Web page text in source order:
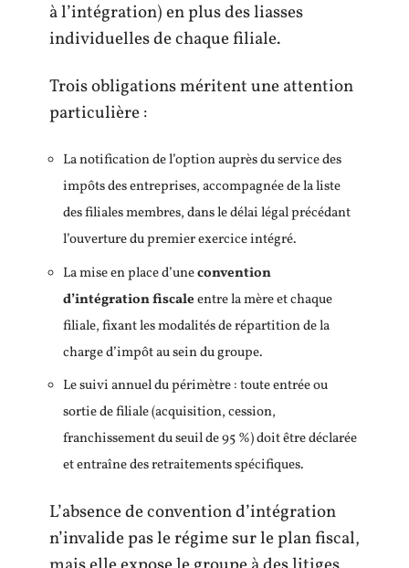
à l’intégration) en plus des liasses
individuelles de chaque filiale.
Trois obligations méritent une attention
particulière :
La notification de l’option auprès du service des
impôts des entreprises, accompagnée de la liste
des filiales membres, dans le délai légal précédant
l’ouverture du premier exercice intégré.
La mise en place d’uneconvention
d’intégration fiscaleentre la mère et chaque
filiale, fixant les modalités de répartition de la
charge d’impôt au sein du groupe.
Le suivi annuel du périmètre : toute entrée ou
sortie de filiale (acquisition, cession,
franchissement du seuil de 95 %) doit être déclarée
et entraîne des retraitements spécifiques.
L’absence de convention d’intégration
n’invalide pas le régime sur le plan fiscal,